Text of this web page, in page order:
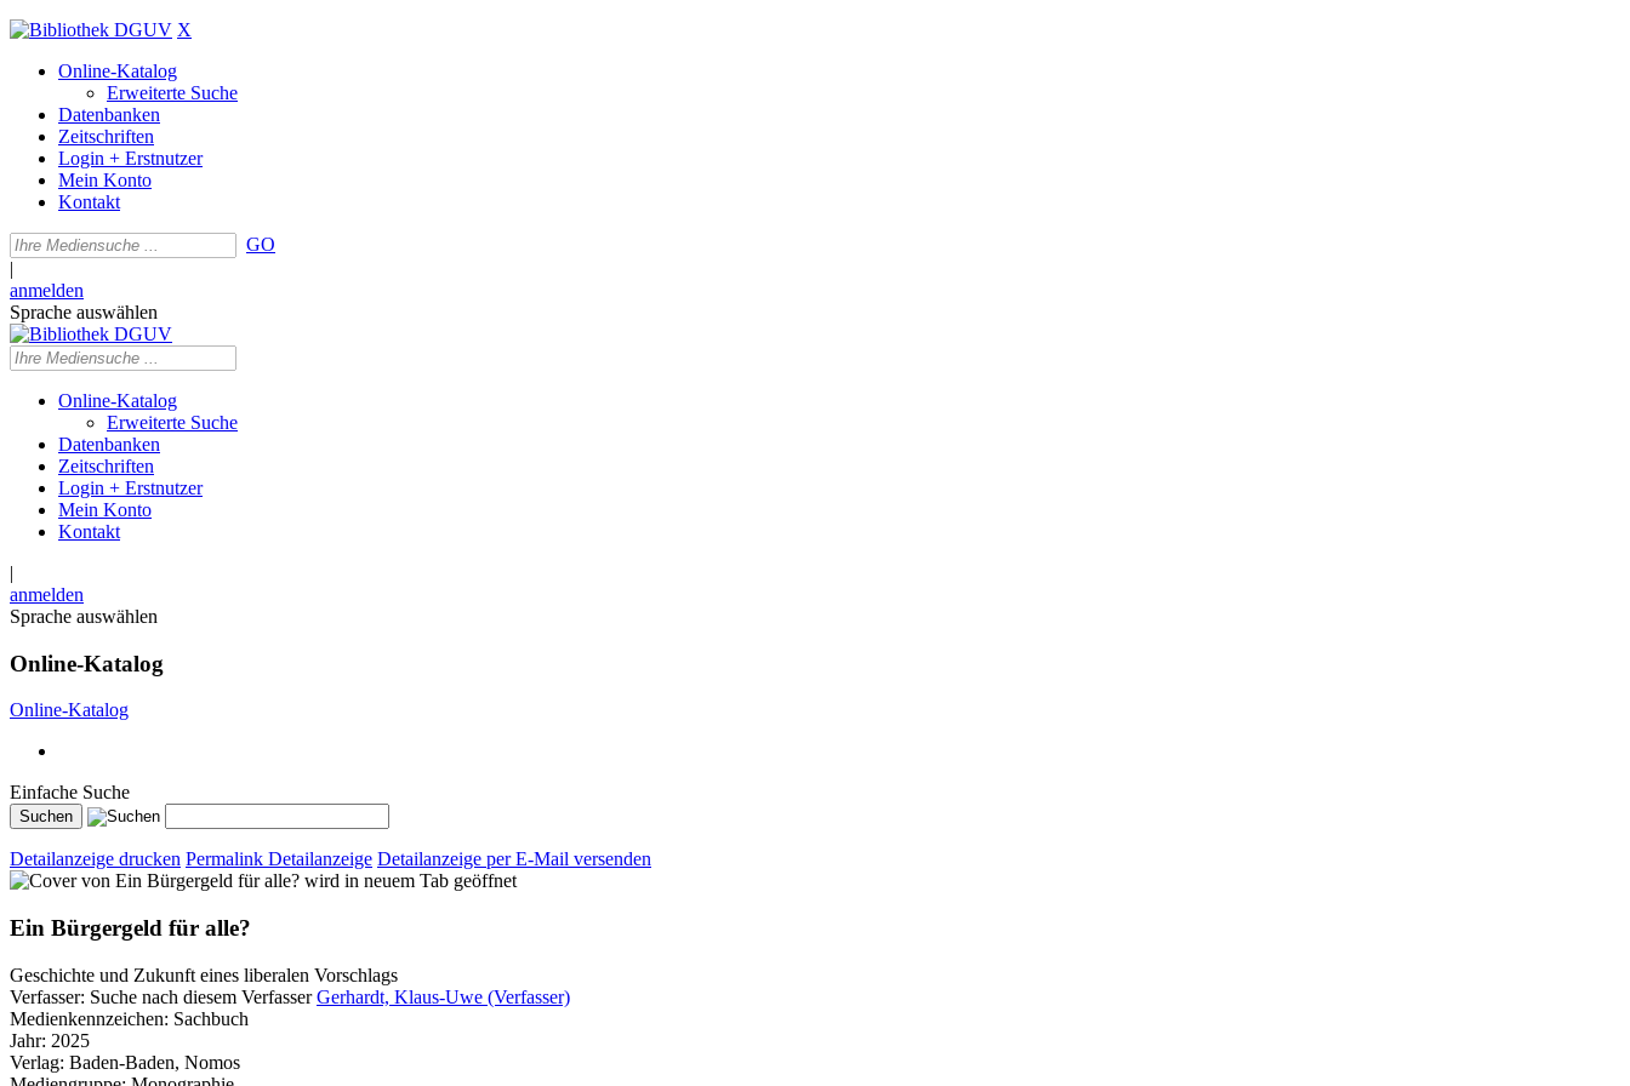
X
Online-Katalog
Erweiterte Suche
Datenbanken
Zeitschriften
Login + Erstnutzer
Mein Konto
Kontakt
GO
|
anmelden
Sprache auswählen
Online-Katalog
Erweiterte Suche
Datenbanken
Zeitschriften
Login + Erstnutzer
Mein Konto
Kontakt
|
anmelden
Sprache auswählen
Online-Katalog
Online-Katalog
Einfache Suche
Detailanzeige drucken Permalink Detailanzeige Detailanzeige per E-Mail versenden
wird in neuem Tab geöffnet
Ein Bürgergeld für alle?
Geschichte und Zukunft eines liberalen Vorschlags
Verfasser: Suche nach diesem Verfasser Gerhardt, Klaus-Uwe (Verfasser)
Medienkennzeichen: Sachbuch
Jahr: 2025
Verlag: Baden-Baden, Nomos